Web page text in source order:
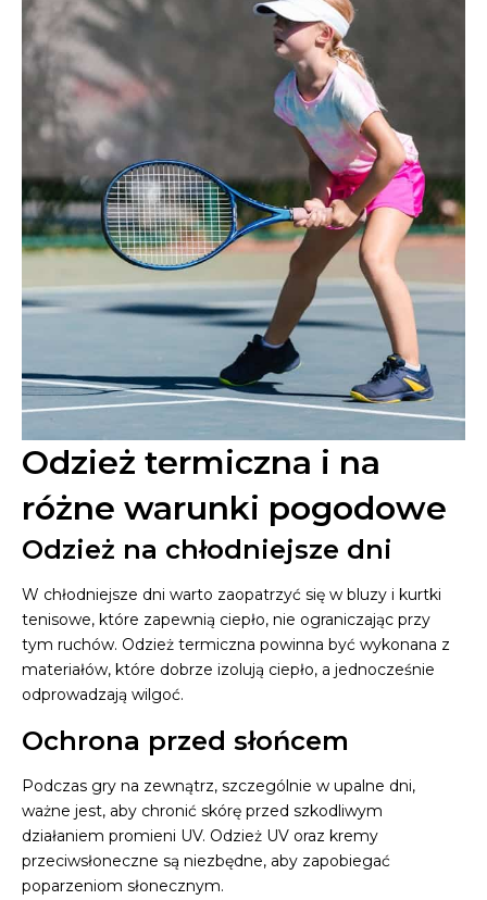
Odzież termiczna i na
różne warunki pogodowe
Odzież na chłodniejsze dni
W chłodniejsze dni warto zaopatrzyć się w bluzy i kurtki
tenisowe, które zapewnią ciepło, nie ograniczając przy
tym ruchów. Odzież termiczna powinna być wykonana z
materiałów, które dobrze izolują ciepło, a jednocześnie
odprowadzają wilgoć.
Ochrona przed słońcem
Podczas gry na zewnątrz, szczególnie w upalne dni,
ważne jest, aby chronić skórę przed szkodliwym
działaniem promieni UV. Odzież UV oraz kremy
przeciwsłoneczne są niezbędne, aby zapobiegać
poparzeniom słonecznym.